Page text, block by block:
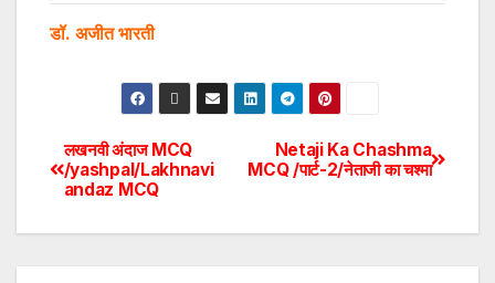
डॉ. अजीत भारती
Netaji Ka Chashma
MCQ /पार्ट-2/नेताजी का चश्मा
लखनवी अंदाज MCQ
/yashpal/Lakhnavi
andaz MCQ